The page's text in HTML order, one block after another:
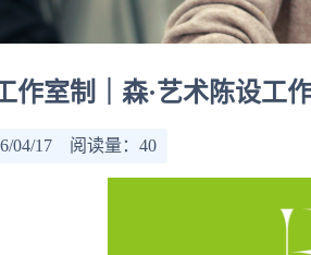
作室制｜森·艺术陈设工
04/17 阅读量： 40